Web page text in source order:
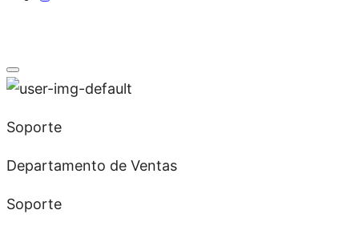
Soporte
Departamento de Ventas
Soporte